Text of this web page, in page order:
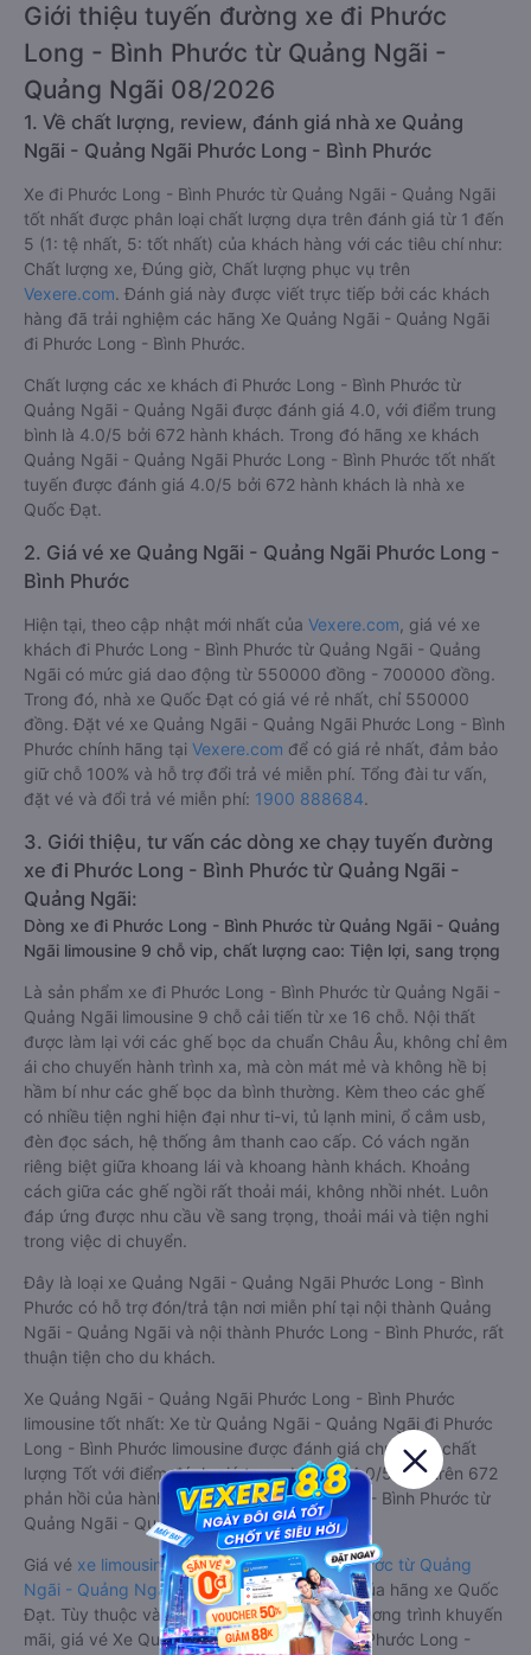
Giới thiệu tuyến đường xe đi Phước
Long - Bình Phước từ Quảng Ngãi -
Quảng Ngãi 08/2026
1. Về chất lượng, review, đánh giá nhà xe Quảng
Ngãi - Quảng Ngãi Phước Long - Bình Phước
Xe đi Phước Long - Bình Phước từ Quảng Ngãi - Quảng Ngãi
tốt nhất được phân loại chất lượng dựa trên đánh giá từ 1 đến
5 (1: tệ nhất, 5: tốt nhất) của khách hàng với các tiêu chí như:
Chất lượng xe, Đúng giờ, Chất lượng phục vụ trên
Vexere.com. Đánh giá này được viết trực tiếp bởi các khách
hàng đã trải nghiệm các hãng Xe Quảng Ngãi - Quảng Ngãi
đi Phước Long - Bình Phước.
Chất lượng các xe khách đi Phước Long - Bình Phước từ
Quảng Ngãi - Quảng Ngãi được đánh giá 4.0, với điểm trung
bình là 4.0/5 bởi 672 hành khách. Trong đó hãng xe khách
Quảng Ngãi - Quảng Ngãi Phước Long - Bình Phước tốt nhất
tuyến được đánh giá 4.0/5 bởi 672 hành khách là nhà xe
Quốc Đạt.
2. Giá vé xe Quảng Ngãi - Quảng Ngãi Phước Long -
Bình Phước
Hiện tại, theo cập nhật mới nhất của Vexere.com , giá vé xe
khách đi Phước Long - Bình Phước từ Quảng Ngãi - Quảng
Ngãi có mức giá dao động từ 550000 đồng - 700000 đồng.
Trong đó, nhà xe Quốc Đạt có giá vé rẻ nhất, chỉ 550000
đồng. Đặt vé xe Quảng Ngãi - Quảng Ngãi Phước Long - Bình
Phước chính hãng tại Vexere.com để có giá rẻ nhất, đảm bảo
giữ chỗ 100% và hỗ trợ đổi trả vé miễn phí. Tổng đài tư vấn,
đặt vé và đổi trả vé miễn phí: 1900 888684.
3. Giới thiệu, tư vấn các dòng xe chạy tuyến đường
xe đi Phước Long - Bình Phước từ Quảng Ngãi -
Quảng Ngãi:
Dòng xe đi Phước Long - Bình Phước từ Quảng Ngãi - Quảng
Ngãi limousine 9 chỗ vip, chất lượng cao: Tiện lợi, sang trọng
Là sản phẩm xe đi Phước Long - Bình Phước từ Quảng Ngãi -
Quảng Ngãi limousine 9 chỗ cải tiến từ xe 16 chỗ. Nội thất
được làm lại với các ghế bọc da chuẩn Châu Âu, không chỉ êm
ái cho chuyến hành trình xa, mà còn mát mẻ và không hề bị
hầm bí như các ghế bọc da bình thường. Kèm theo các ghế
có nhiều tiện nghi hiện đại như ti-vi, tủ lạnh mini, ổ cắm usb,
đèn đọc sách, hệ thống âm thanh cao cấp. Có vách ngăn
riêng biệt giữa khoang lái và khoang hành khách. Khoảng
cách giữa các ghế ngồi rất thoải mái, không nhồi nhét. Luôn
đáp ứng được nhu cầu về sang trọng, thoải mái và tiện nghi
trong việc di chuyển.
Đây là loại xe Quảng Ngãi - Quảng Ngãi Phước Long - Bình
Phước có hỗ trợ đón/trả tận nơi miễn phí tại nội thành Quảng
Ngãi - Quảng Ngãi và nội thành Phước Long - Bình Phước, rất
thuận tiện cho du khách.
Xe Quảng Ngãi - Quảng Ngãi Phước Long - Bình Phước
limousine tốt nhất: Xe từ Quảng Ngãi - Quảng Ngãi đi Phước
Long - Bình Phước limousine được đánh giá chung có chất
lượng Tốt với điểm đánh giá trung bình từ 4.0/5 dựa trên 672
phản hồi của hành khách Xe về Phước Long - Bình Phước từ
Quảng Ngãi - Quảng Ngãi.
Giá vé xe limousine đi Phước Long - Bình Phước từ Quảng
Ngãi - Quảng Ngãirẻ nhất là 550000VND của hãng xe Quốc
Đạt. Tùy thuộc vào vị trí ngồi của bạn và chương trình khuyến
mãi, giá vé Xe Quảng Ngãi - Quảng Ngãi đi Phước Long -